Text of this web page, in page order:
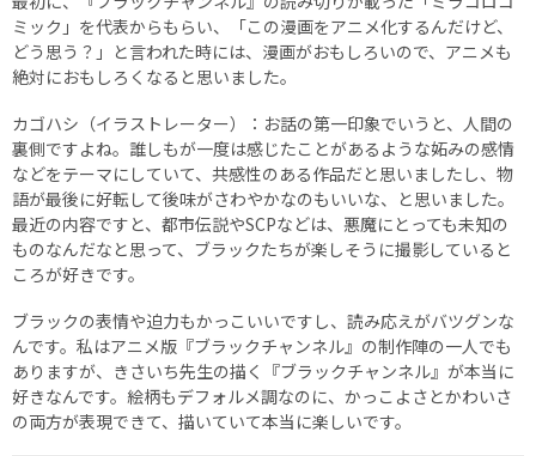
ミック」を代表からもらい、「この漫画をアニメ化するんだけど、
どう思う？」と言われた時には、漫画がおもしろいので、アニメも
絶対におもしろくなると思いました。
カゴハシ（イラストレーター）：お話の第一印象でいうと、人間の
裏側ですよね。誰しもが一度は感じたことがあるような妬みの感情
などをテーマにしていて、共感性のある作品だと思いましたし、物
語が最後に好転して後味がさわやかなのもいいな、と思いました。
最近の内容ですと、都市伝説やSCPなどは、悪魔にとっても未知の
ものなんだなと思って、ブラックたちが楽しそうに撮影していると
ころが好きです。
ブラックの表情や迫力もかっこいいですし、読み応えがバツグンな
んです。私はアニメ版『ブラックチャンネル』の制作陣の一人でも
ありますが、きさいち先生の描く『ブラックチャンネル』が本当に
好きなんです。絵柄もデフォルメ調なのに、かっこよさとかわいさ
の両方が表現できて、描いていて本当に楽しいです。